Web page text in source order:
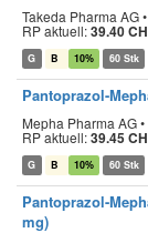
Takeda Pharma AG
RP aktuell:39.40
G B 10% 60 Stk
Pantoprazol-
Mepha Pharma AG
RP aktuell:39.45
G B 10% 60 Stk
Pantoprazol-
mg)